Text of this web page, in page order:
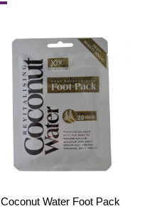
Coconut Water Foot Pack